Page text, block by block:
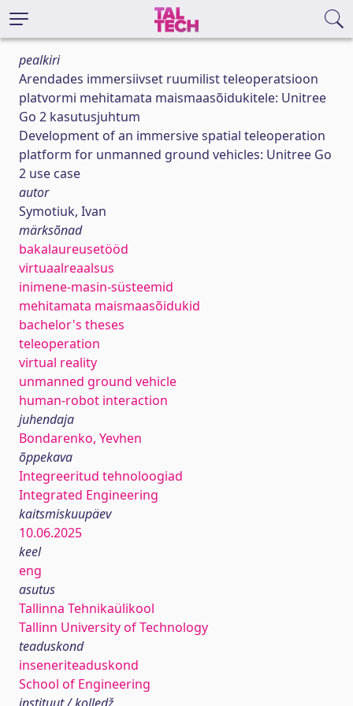
pealkiri
Arendades immersiivset ruumilist teleoperatsioon
platvormi mehitamata maismaasõidukitele: Unitree
Go 2 kasutusjuhtum
Development of an immersive spatial teleoperation
platform for unmanned ground vehicles: Unitree Go
2 use case
autor
Symotiuk, Ivan
märksõnad
bakalaureusetööd
virtuaalreaalsus
inimene-masin-süsteemid
mehitamata maismaasõidukid
bachelor's theses
teleoperation
virtual reality
unmanned ground vehicle
human-robot interaction
juhendaja
Bondarenko, Yevhen
õppekava
Integreeritud tehnoloogiad
Integrated Engineering
kaitsmiskuupäev
10.06.2025
keel
eng
asutus
Tallinna Tehnikaülikool
Tallinn University of Technology
teaduskond
inseneriteaduskond
School of Engineering